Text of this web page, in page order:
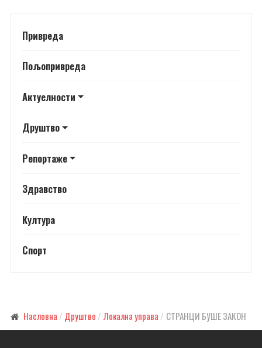
Привреда
Пољопривреда
Актуелности
Друштво
Репортаже
Здравство
Култура
Спорт
Насловна Друштво Локална управа СТРАНЦИ БУШЕ ЗАКОН